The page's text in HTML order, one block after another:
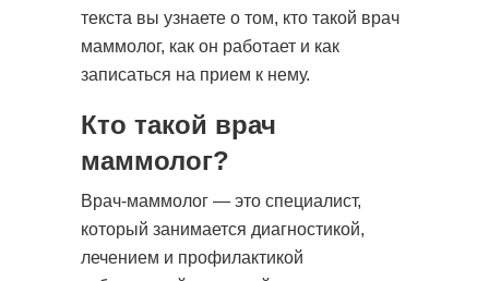
Записаться
Биопсия опухолей кожи, слизистых, мягких
тканей, лимфоузлов (ножевая)
Стоимость:3600 руб.
Записаться
текста вы узнаете о том, кто такой врач
маммолог, как он работает и как
записаться на прием к нему.
Кто такой врач
маммолог?
Врач-маммолог — это специалист,
который занимается диагностикой,
лечением и профилактикой